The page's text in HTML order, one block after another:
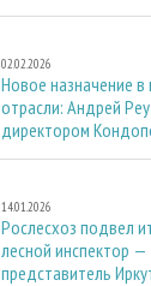
02.02.2026
Новое назначение
отрасли: Андрей
директором
14.01.2026
Рослесхоз подвел
лесной инспектор
представитель